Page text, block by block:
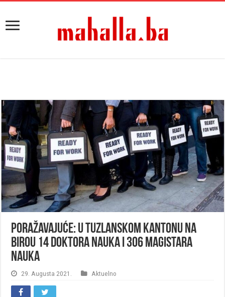
Poražavajuće: U Tuzlanskom kantonu na
birou 14 doktora nauka i 306 magistara
nauka
29. Augusta 2021. Aktuelno